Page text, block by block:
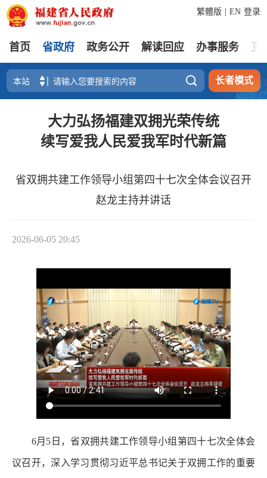
登录
繁體版 EN
首页 省政府 政务公开 解读回应 办事服务 互
 长者模式
大力弘扬福建双拥光荣传统
续写爱我人民爱我军时代新篇
省双拥共建工作领导小组第四十七次全体会议召开
赵龙主持并讲话
2026-06-05 20:45
6月5日，省双拥共建工作领导小组第四十七次全体会
议召开，深入学习贯彻习近平总书记关于双拥工作的重要